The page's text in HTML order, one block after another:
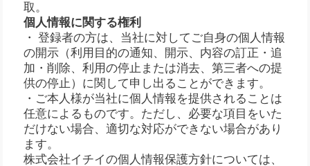
取。
個人情報に関する権利
・ 登録者の方は、当社に対してご自身の個人情報
の開示（利用目的の通知、開示、内容の訂正・追
加・削除、利用の停止または消去、第三者への提
供の停止）に関して申し出ることができます。
・ご本人様が当社に個人情報を提供されることは
任意によるものです。ただし、必要な項目をいた
だけない場合、適切な対応ができない場合があり
ます。
株式会社イチイの個人情報保護方針については、